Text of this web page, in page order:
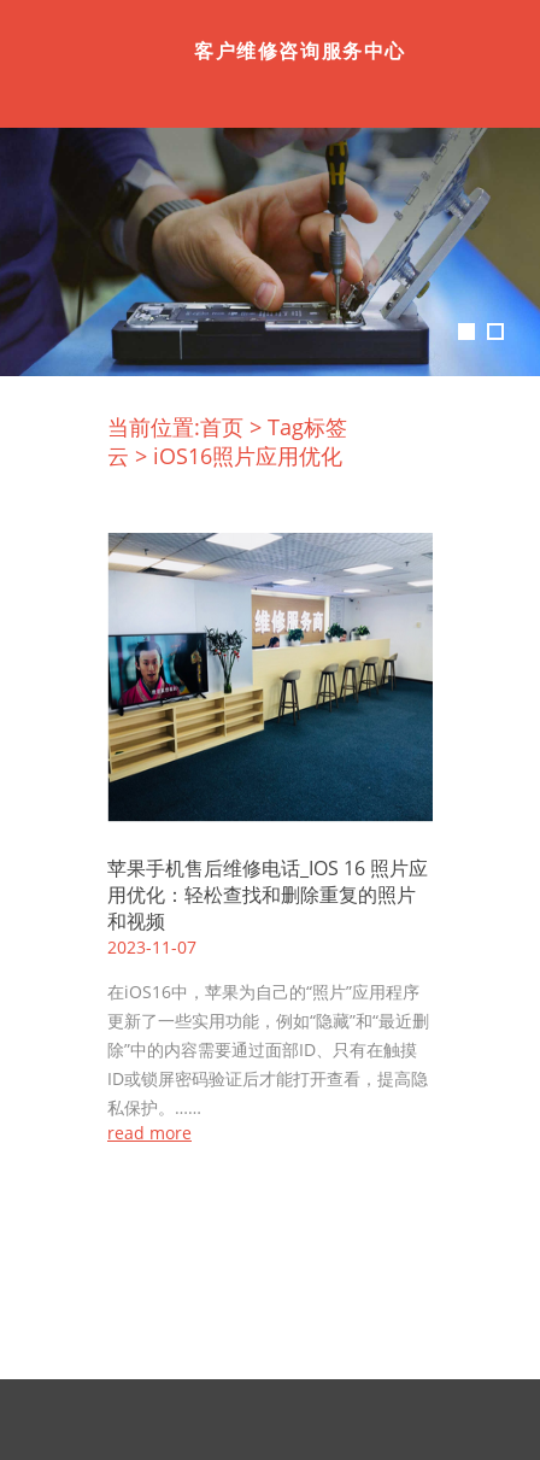
客户维修咨询服务中心
当前位置:首页 > Tag标签
云 > iOS16照片应用优化
苹果手机售后维修电话_IOS 16 照片应
用优化：轻松查找和删除重复的照片
和视频
2023-11-07
在iOS16中，苹果为自己的“照片”应用程序
更新了一些实用功能，例如“隐藏”和“最近删
除”中的内容需要通过面部ID、只有在触摸
ID或锁屏密码验证后才能打开查看，提高隐
私保护。……
read more